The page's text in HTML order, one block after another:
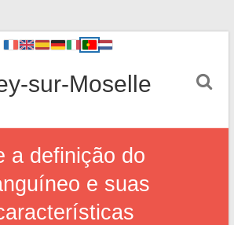
sur-Moselle
a definição do
e suas